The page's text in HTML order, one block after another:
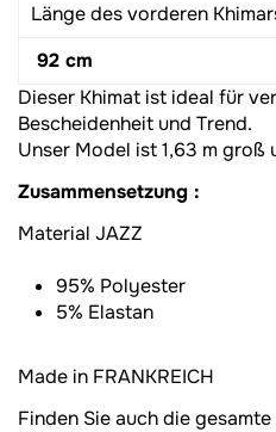
Länge des vorderen
92 cm
Dieser Khimat ist ideal für
Bescheidenheit und Trend.
Unser Model ist 1,63 m
Zusammensetzung :
Material JAZZ
95% Polyester
5% Elastan
Made in FRANKREICH
Finden Sie auch die